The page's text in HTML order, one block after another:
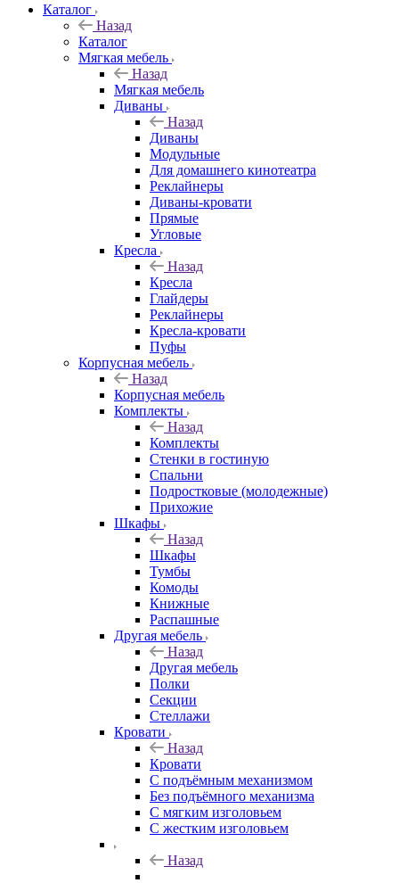
Каталог
Назад
Каталог
Мягкая мебель
Назад
Мягкая мебель
Диваны
Назад
Диваны
Модульные
Для домашнего кинотеатра
Реклайнеры
Диваны-кровати
Прямые
Угловые
Кресла
Назад
Кресла
Глайдеры
Реклайнеры
Кресла-кровати
Пуфы
Корпусная мебель
Назад
Корпусная мебель
Комплекты
Назад
Комплекты
Стенки в гостиную
Спальни
Подростковые (молодежные)
Прихожие
Шкафы
Назад
Шкафы
Тумбы
Комоды
Книжные
Распашные
Другая мебель
Назад
Другая мебель
Полки
Секции
Стеллажи
Кровати
Назад
Кровати
С подъёмным механизмом
Без подъёмного механизма
С мягким изголовьем
С жестким изголовьем
Назад